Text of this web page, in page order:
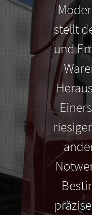
stellt
und